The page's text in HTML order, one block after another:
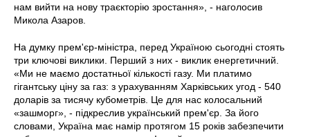
нам вийти на нову траєкторію зростання», - наголосив
Микола Азаров.
На думку прем'єр-міністра, перед Україною сьогодні стоять
три ключові виклики. Перший з них - виклик енергетичний.
«Ми не маємо достатньої кількості газу. Ми платимо
гігантську ціну за газ: з урахуванням Харківських угод - 540
доларів за тисячу кубометрів. Це для нас колосальний
«зашморг», - підкреслив український прем'єр. За його
словами, Україна має намір протягом 15 років забезпечити